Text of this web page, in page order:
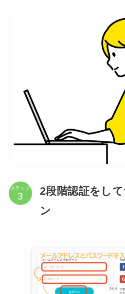
ステップ
2段階認証をし
ン